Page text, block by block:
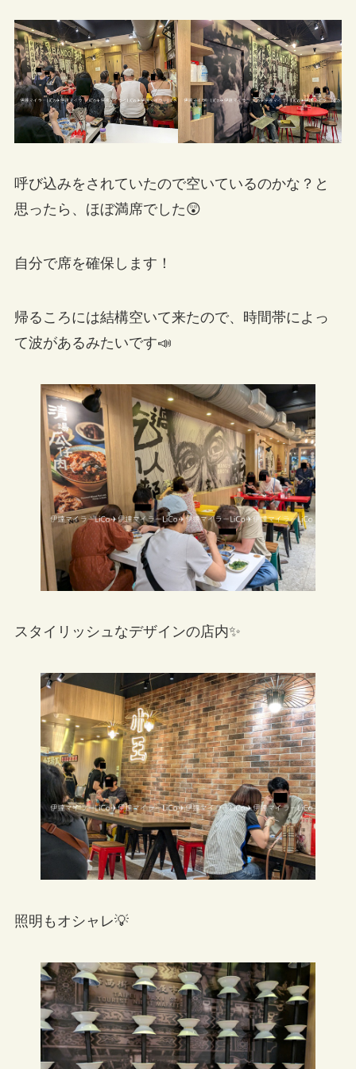
呼び込みをされていたので空いているのかな？と
思ったら、ほぼ満席でした😲
自分で席を確保します！
帰るころには結構空いて来たので、時間帯によっ
て波があるみたいです📣
スタイリッシュなデザインの店内✨
照明もオシャレ💡